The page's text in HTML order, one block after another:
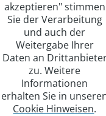
akzeptieren" stimmen
Sie der Verarbeitung
und auch der
Weitergabe Ihrer
Daten an
zu. Weitere
Informationen
erhalten Sie in
Cookie Hinweisen.